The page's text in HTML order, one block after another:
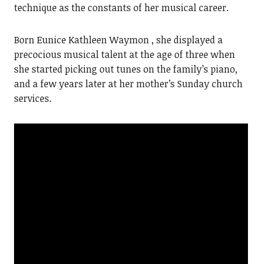
technique as the constants of her musical career.
Born Eunice Kathleen Waymon , she displayed a
precocious musical talent at the age of three when
she started picking out tunes on the family’s piano,
and a few years later at her mother’s Sunday church
services.